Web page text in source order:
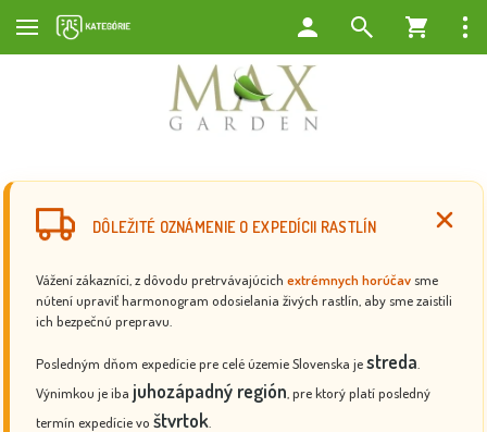
DÔLEŽITÉ OZNÁMENIE O EXPEDÍCII RASTLÍN
Vážení zákazníci, z dôvodu pretrvávajúcich extrémnych horúčav sme
nútení upraviť harmonogram odosielania živých rastlín, aby sme zaistili
ich bezpečnú prepravu.
Posledným dňom expedície pre celé územie Slovenska jestreda
Výnimkou je iba juhozápadný región , pre ktorý platí posledný
termín expedície vo štvrtok